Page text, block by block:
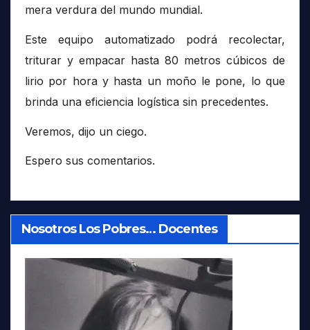
mera verdura del mundo mundial.
Este equipo automatizado podrá recolectar,
triturar y empacar hasta 80 metros cúbicos de
lirio por hora y hasta un moño le pone, lo que
brinda una eficiencia logística sin precedentes.
Veremos, dijo un ciego.
Espero sus comentarios.
Nosotros Los Pobres… Docentes